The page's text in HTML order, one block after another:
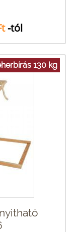
-tól
130 kg